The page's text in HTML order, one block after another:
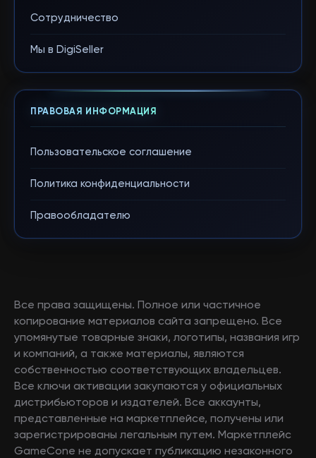
Сотрудничество
Мы в DigiSeller
ПРАВОВАЯ ИНФОРМАЦИЯ
Пользовательское соглашение
Политика конфиденциальности
Правообладателю
Все права защищены. Полное или частичное
копирование материалов сайта запрещено. Все
упомянутые товарные знаки, логотипы, названия игр
и компаний, а также материалы, являются
собственностью соответствующих владельцев.
Все ключи активации закупаются у официальных
дистрибьюторов и издателей. Все аккаунты,
представленные на маркетплейсе, получены или
зарегистрированы легальным путем. Маркетплейс
GameCone не допускает публикацию незаконного